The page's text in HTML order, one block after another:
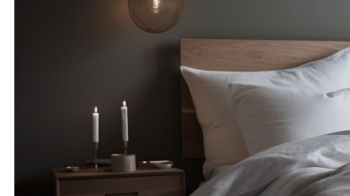
Nie masz jeszcze konta?
Zarejestruj się